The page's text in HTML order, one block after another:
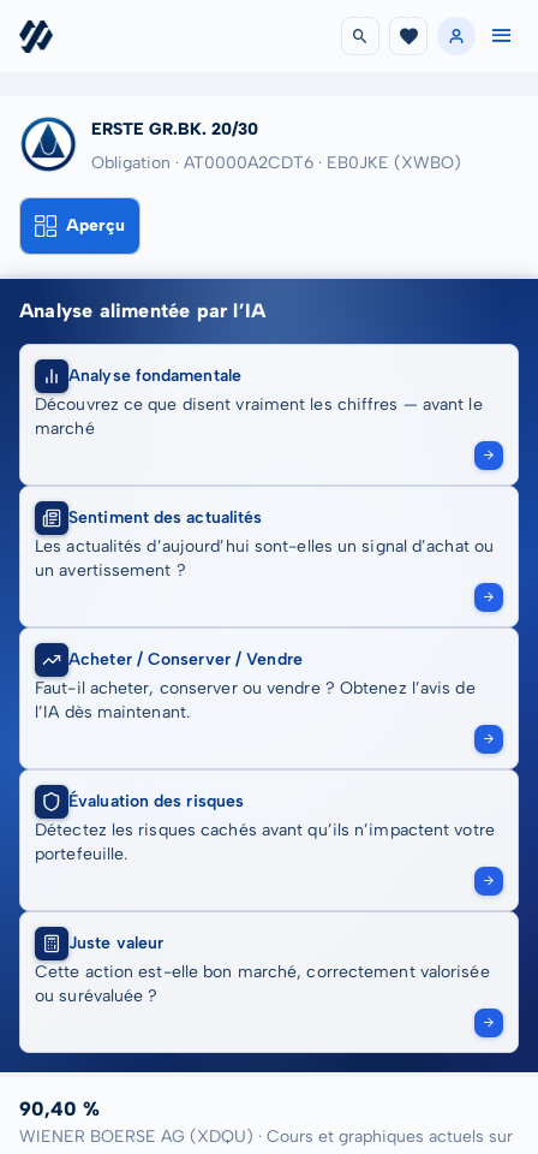
ERSTE GR.BK. 20/30
Obligation · AT0000A2CDT6 · EB0JKE (XWBO)
Aperçu
Analyse alimentée par l’IA
Analyse fondamentale
Découvrez ce que disent vraiment les chiffres — avant le
marché
Sentiment des actualités
Les actualités d’aujourd’hui sont-elles un signal d’achat ou
un avertissement ?
Acheter / Conserver / Vendre
Faut-il acheter, conserver ou vendre ? Obtenez l’avis de
l’IA dès maintenant.
Évaluation des risques
Détectez les risques cachés avant qu’ils n’impactent votre
portefeuille.
Juste valeur
Cette action est-elle bon marché, correctement valorisée
ou surévaluée ?
90,40 %
WIENER BOERSE AG (XDQU) · Cours et graphiques actuels sur